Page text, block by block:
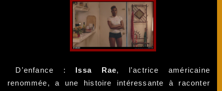
D'enfance : Issa Rae, l'actrice américaine
renommée, a une histoire intéressante à raconter